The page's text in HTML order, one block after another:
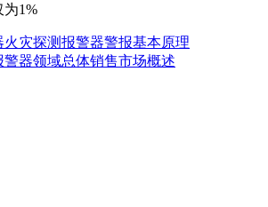
为1%
火灾探测报警器警报基本原理
警器领域总体销售市场概述